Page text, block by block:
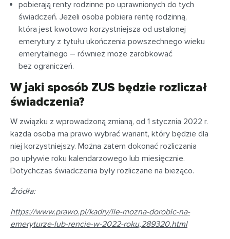
pobierają renty rodzinne po uprawnionych do tych
świadczeń. Jeżeli osoba pobiera rentę rodzinną,
która jest kwotowo korzystniejsza od ustalonej
emerytury z tytułu ukończenia powszechnego wieku
emerytalnego – również może zarobkować
bez ograniczeń.
W jaki sposób ZUS będzie rozliczał
świadczenia?
W związku z wprowadzoną zmianą, od 1 stycznia 2022 r.
każda osoba ma prawo wybrać wariant, który będzie dla
niej korzystniejszy. Można zatem dokonać rozliczania
po upływie roku kalendarzowego lub miesięcznie.
Dotychczas świadczenia były rozliczane na bieżąco.
Źródła:
https://www.prawo.pl/kadry/ile-mozna-dorobic-na-
emeryturze-lub-rencie-w-2022-roku,289320.html